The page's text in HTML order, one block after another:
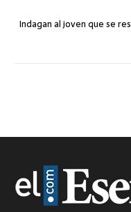
Indagan al joven que se